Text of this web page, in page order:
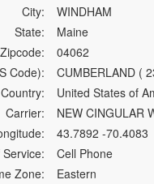
City:
WINDHAM
State:
Maine
Zipcode:
04062
Code):
CUMBERLAND (
Country:
United States of
Carrier:
NEW CINGULAR
43.7892 -70.4083
Cell Phone
Zone:
Eastern